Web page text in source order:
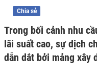
Chia sẻ
Trong bối cảnh nhu
lãi suất cao, sự dịch
dẫn dắt bởi mảng xây